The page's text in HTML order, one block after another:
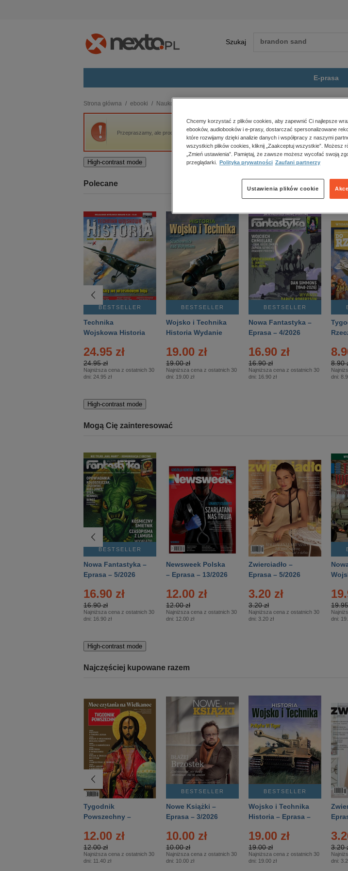
Szukaj
E-prasa
budownictwo, aranżacja wnętrz
biznesowe, branżowe, gospodarka
darmowe wydania
edukacja
kobiece, lifestyle, kultura
polityka, społeczno-informacyjne
psychologiczne
inne
popularno-naukowe
historia
zdrowie
religie
Strona główna ebooki Naukowe i akademickie
Przepraszamy, ale produkt „Szumią, trzeszczą i szeleszczą. O polskiej fonetyce dla dzieci i
High-contrast mode
Polecane
BESTSELLER
Technika
Wojskowa Historia
24.95 zł
24.95 zł
Najniższa cena z ostatnich 30
dni: 24.95 zł
BESTSELLER
Wojsko i Technika
Historia Wydanie
– 2/2026
19.00 zł
19.00 zł
Najniższa cena z ostatnich 30
dni: 19.00 zł
BESTSELLER
Nowa Fantastyka –
Eprasa – 4/2026
16.90 zł
16.90 zł
Najniższa cena z ostatnich 30
dni: 16.90 zł
8.90
dni:
High-contrast mode
Mogą Cię zainteresować
BESTSELLER
Nowa Fantastyka –
Eprasa – 5/2026
16.90 zł
16.90 zł
Najniższa cena z ostatnich 30
dni: 16.90 zł
Newsweek Polska
– Eprasa – 13/2026
12.00 zł
12.00 zł
Najniższa cena z ostatnich 30
dni: 12.00 zł
Zwierciadło –
Eprasa – 5/2026
3.20 zł
3.20 zł
Najniższa cena z ostatnich 30
dni: 3.20 zł
dni:
High-contrast mode
Najczęściej kupowane razem
Tygodnik
Powszechny –
12.00 zł
12.00 zł
Najniższa cena z ostatnich 30
dni: 11.40 zł
BESTSELLER
Nowe Książki –
Eprasa – 3/2026
10.00 zł
10.00 zł
Najniższa cena z ostatnich 30
dni: 10.00 zł
BESTSELLER
Wojsko i Technika
Historia – Eprasa –
19.00 zł
19.00 zł
Najniższa cena z ostatnich 30
dni: 19.00 zł
3.20
dni:
Chcemy korzystać z plików cookies, aby zapewnić Ci najlepsze
ebooków, audiobooków i e-prasy, dostarczać spersonalizowane
które rozwijamy dzięki analizie danych i współpracy z naszymi
wszystkich plików cookies, kliknij „Zaakceptuj wszystkie”. Możesz
„Zmień ustawienia”. Pamiętaj, że zawsze możesz wycofać swoją
przeglądarki.
Polityka prywatności Zaufani partnerzy
Ustawienia plików cookie